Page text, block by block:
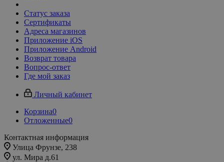
Статус заказа
Сертификаты
Адреса магазинов
Приложение iOS
Приложение Android
Возврат товара
Вопрос-ответ
Где мой заказ
Личный кабинет
Корзина0
Отложенные0
Контактная информация
Улица Фрунзе, 238​
ул. Мира д.61